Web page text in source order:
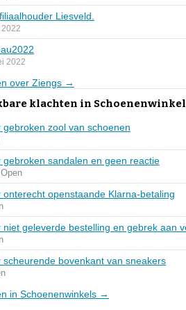
Liesveld.
2022
over Ziengs →
klachten in
gebroken zool van schoenen
gebroken sandalen en geen reactie
Open
onterecht openstaande Klarna-betaling
niet geleverde bestelling en gebrek aan
scheurende bovenkant van sneakers
in Schoenenwinkels →